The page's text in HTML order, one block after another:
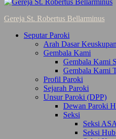
Gereja St. Robertus Bellarminus
Seputar Paroki
Arah Dasar
Gembala Kami
Gembala Kami
Gembala Kami
Profil Paroki
Sejarah Paroki
Unsur Paroki (DPP)
Dewan Paroki
Seksi
Seksi
Seksi